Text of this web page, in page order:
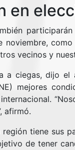
en
noviembre,
vecinos y
a ciegas, dijo el
mejores
afirmó.
tiene sus
de tener